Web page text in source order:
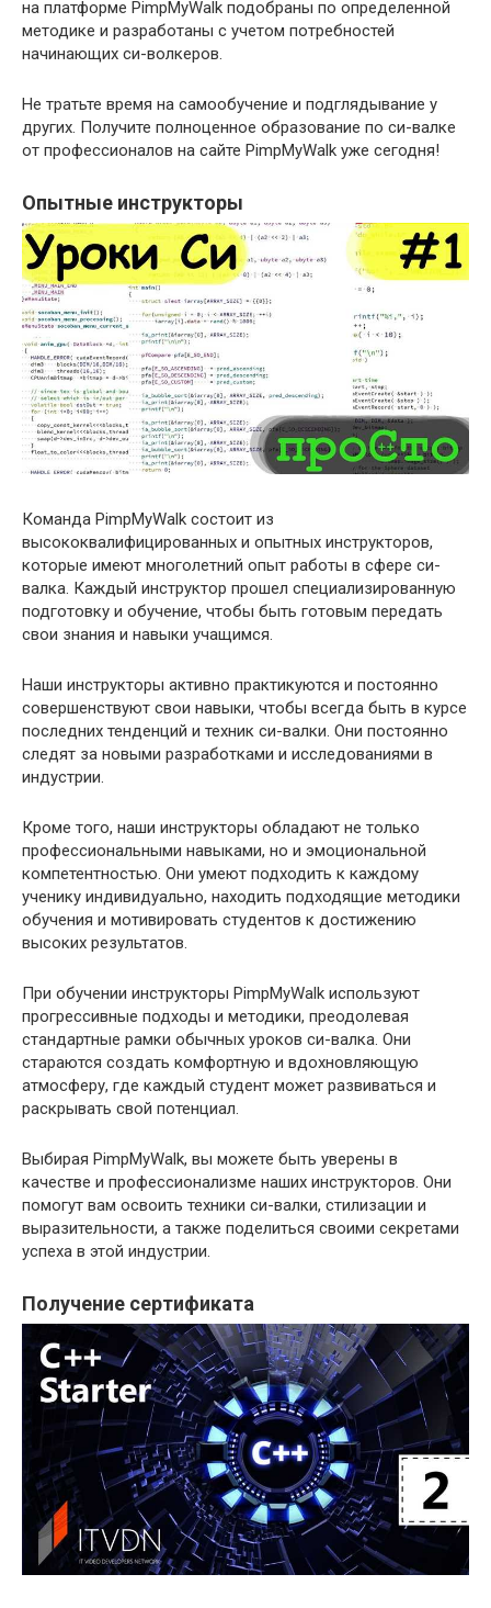
на платформе PimpMyWalk подобраны по определенной
методике и разработаны с учетом потребностей
начинающих си-волкеров.
Не тратьте время на самообучение и подглядывание у
других. Получите полноценное образование по си-валке
от профессионалов на сайте PimpMyWalk уже сегодня!
Опытные инструкторы
Команда PimpMyWalk состоит из
высококвалифицированных и опытных инструкторов,
которые имеют многолетний опыт работы в сфере си-
валка. Каждый инструктор прошел специализированную
подготовку и обучение, чтобы быть готовым передать
свои знания и навыки учащимся.
Наши инструкторы активно практикуются и постоянно
совершенствуют свои навыки, чтобы всегда быть в курсе
последних тенденций и техник си-валки. Они постоянно
следят за новыми разработками и исследованиями в
индустрии.
Кроме того, наши инструкторы обладают не только
профессиональными навыками, но и эмоциональной
компетентностью. Они умеют подходить к каждому
ученику индивидуально, находить подходящие методики
обучения и мотивировать студентов к достижению
высоких результатов.
При обучении инструкторы PimpMyWalk используют
прогрессивные подходы и методики, преодолевая
стандартные рамки обычных уроков си-валка. Они
стараются создать комфортную и вдохновляющую
атмосферу, где каждый студент может развиваться и
раскрывать свой потенциал.
Выбирая PimpMyWalk, вы можете быть уверены в
качестве и профессионализме наших инструкторов. Они
помогут вам освоить техники си-валки, стилизации и
выразительности, а также поделиться своими секретами
успеха в этой индустрии.
Получение сертификата